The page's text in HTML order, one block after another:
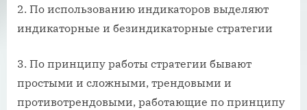
2. По использованию индикаторов выделяют
индикаторные и безиндикаторные стратегии
3. По принципу работы стратегии бывают
простыми и сложными, трендовыми и
противотрендовыми, работающие по принципу